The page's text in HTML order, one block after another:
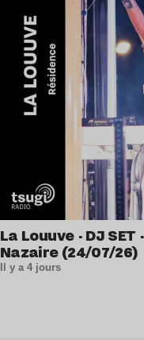
La Louuve · DJ
Nazaire (24/07/26)
Il y a 4 jours